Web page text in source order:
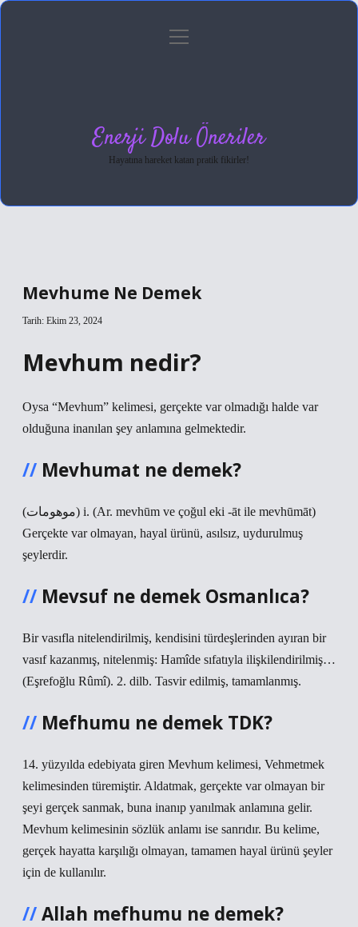
Gizlilik Politikası
menüyü
Enerji Dolu Öneriler
Hayatına hareket katan pratik fikirler!
Mevhume Ne Demek
Tarih: Ekim 23, 2024
Mevhum nedir?
Oysa “Mevhum” kelimesi, gerçekte var olmadığı halde var
olduğuna inanılan şey anlamına gelmektedir.
Mevhumat ne demek?
(ﻣﻮﻫﻮﻣﺎﺕ) i. (Ar. mevhūm ve çoğul eki -āt ile mevhūmāt)
Gerçekte var olmayan, hayal ürünü, asılsız, uydurulmuş
şeylerdir.
Mevsuf ne demek Osmanlıca?
Bir vasıfla nitelendirilmiş, kendisini türdeşlerinden ayıran bir
vasıf kazanmış, nitelenmiş: Hamîde sıfatıyla ilişkilendirilmiş…
(Eşrefoğlu Rûmî). 2. dilb. Tasvir edilmiş, tamamlanmış.
Mefhumu ne demek TDK?
14. yüzyılda edebiyata giren Mevhum kelimesi, Vehmetmek
kelimesinden türemiştir. Aldatmak, gerçekte var olmayan bir
şeyi gerçek sanmak, buna inanıp yanılmak anlamına gelir.
Mevhum kelimesinin sözlük anlamı ise sanrıdır. Bu kelime,
gerçek hayatta karşılığı olmayan, tamamen hayal ürünü şeyler
için de kullanılır.
Allah mefhumu ne demek?